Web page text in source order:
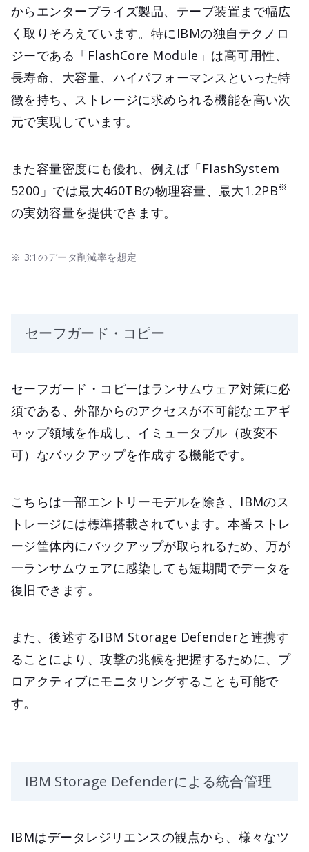
からエンタープライズ製品、テープ装置まで幅広
く取りそろえています。特にIBMの独自テクノロ
ジーである「FlashCore Module」は高可用性、
長寿命、大容量、ハイパフォーマンスといった特
徴を持ち、ストレージに求められる機能を高い次
元で実現しています。
また容量密度にも優れ、例えば「FlashSystem
5200」では最大460TBの物理容量、最大1.2PB※
の実効容量を提供できます。
※ 3:1のデータ削減率を想定
セーフガード・コピー
セーフガード・コピーはランサムウェア対策に必
須である、外部からのアクセスが不可能なエアギ
ャップ領域を作成し、イミュータブル（改変不
可）なバックアップを作成する機能です。
こちらは一部エントリーモデルを除き、IBMのス
トレージには標準搭載されています。本番ストレ
ージ筐体内にバックアップが取られるため、万が
一ランサムウェアに感染しても短期間でデータを
復旧できます。
また、後述するIBM Storage Defenderと連携す
ることにより、攻撃の兆候を把握するために、プ
ロアクティブにモニタリングすることも可能で
す。
IBM Storage Defenderによる統合管理
IBMはデータレジリエンスの観点から、様々なツ